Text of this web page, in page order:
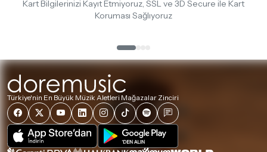
Kart Bilgilerinizi Kayıt Etmiyoruz, SSL ve 3D Secure ile Kart
Koruması Sağlıyoruz
Türkiye'nin En Büyük Müzik Aletleri Mağazalar Zinciri